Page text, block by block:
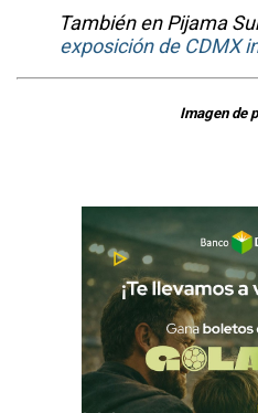
También en Pijama
exposición de CDMX
Imagen de